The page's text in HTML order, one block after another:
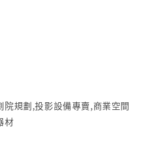
院規劃,投影設備專賣,商業空間
材